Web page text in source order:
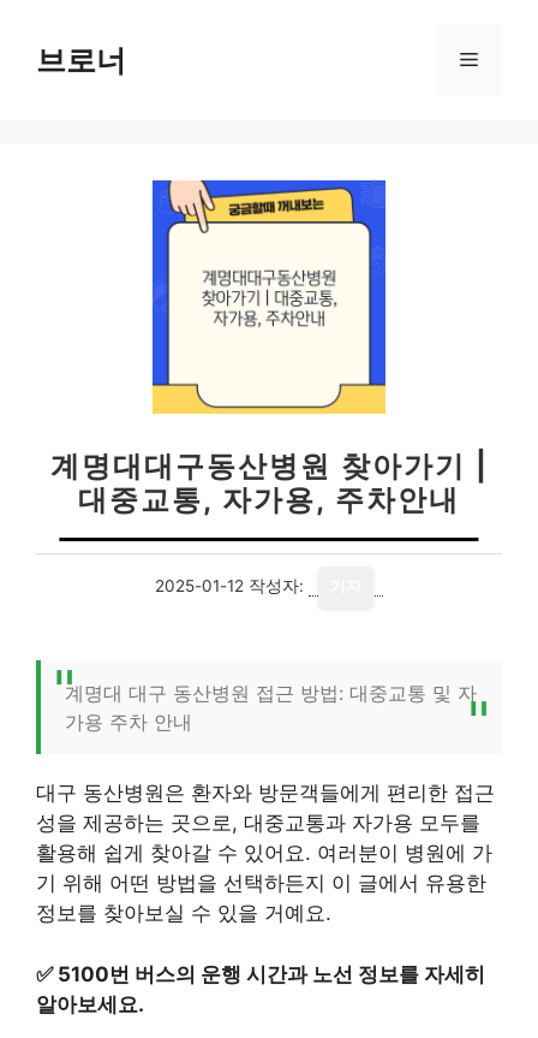
브로너 메
계명대대구동산병원 찾아가기 |
대중교통, 자가용, 주차안내
2025-01-12 작성자:
계명대 대구 동산병원 접근 방법: 대중교통 및 자
가용 주차 안내
대구 동산병원은 환자와 방문객들에게 편리한 접근
성을 제공하는 곳으로, 대중교통과 자가용 모두를
활용해 쉽게 찾아갈 수 있어요. 여러분이 병원에 가
기 위해 어떤 방법을 선택하든지 이 글에서 유용한
정보를 찾아보실 수 있을 거예요.
✅ 5100번 버스의 운행 시간과 노선 정보를 자세히
알아보세요.